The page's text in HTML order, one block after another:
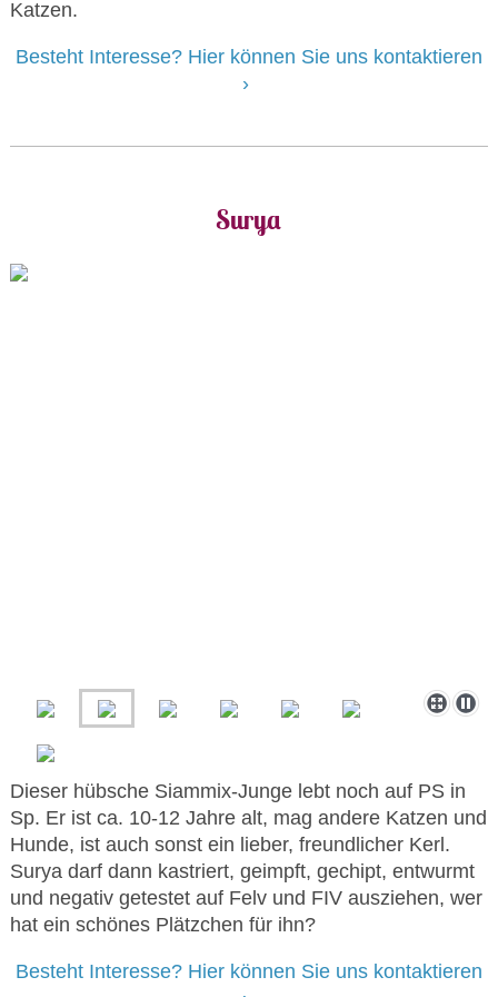
Katzen.
Besteht Interesse? Hier können Sie uns kontaktieren
Surya
Dieser hübsche Siammix-Junge lebt noch auf PS in
Sp. Er ist ca. 10-12 Jahre alt, mag andere Katzen und
Hunde, ist auch sonst ein lieber, freundlicher Kerl.
Surya darf dann kastriert, geimpft, gechipt, entwurmt
und negativ getestet auf Felv und FIV ausziehen, wer
hat ein schönes Plätzchen für ihn?
Besteht Interesse? Hier können Sie uns kontaktieren